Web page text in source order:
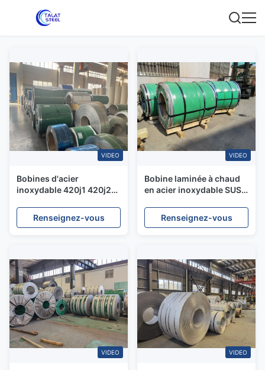
VIDEO
Bobines d'acier
inoxydable 420j1 420j2
SUS310S laminé à froid
409L 420
Renseignez-vous
VIDEO
Bobine laminée à chaud
en acier inoxydable SUS
Renseignez-vous
VIDEO VIDEO